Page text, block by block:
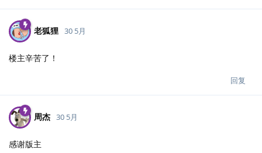
老狐狸 30 5月
楼主辛苦了！
回复
周杰 30 5月
感谢版主